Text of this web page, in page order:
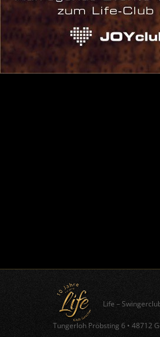
Anmelden
Eintrags-Feed
Kommentar-Feed
WordPress.org
Life –
Tungerloh Pröbsting 6 • 48712